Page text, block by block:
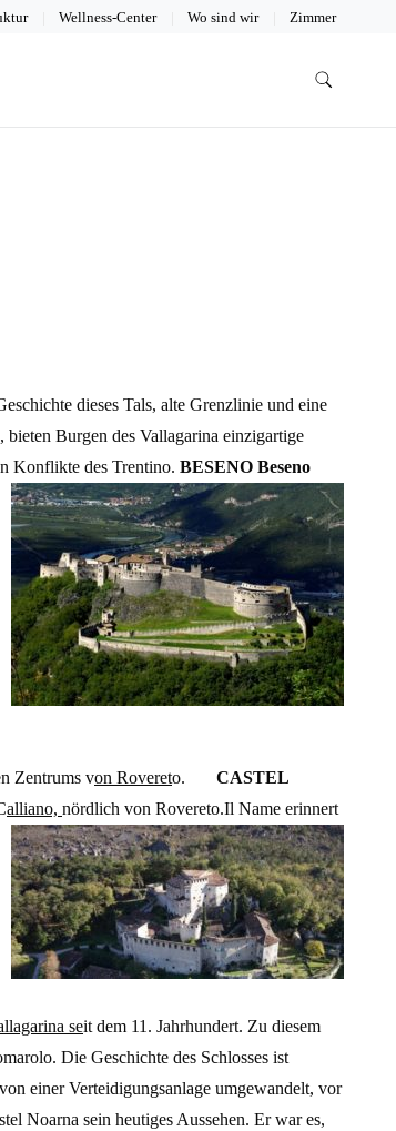
Wellness-Center Wo sind wir Zimmer
dieses Tals, alte Grenzlinie und eine
Burgen des Vallagarina einzigartige
Konflikte des Trentino. BESENO Beseno
Zentrums von Rovereto. CASTEL
alliano, nördlich von Rovereto.Il Name erinnert
seit dem 11. Jahrhundert. Zu diesem
Die Geschichte des Schlosses ist
einer Verteidigungsanlage umgewandelt, vor
Noarna sein heutiges Aussehen. Er war es,